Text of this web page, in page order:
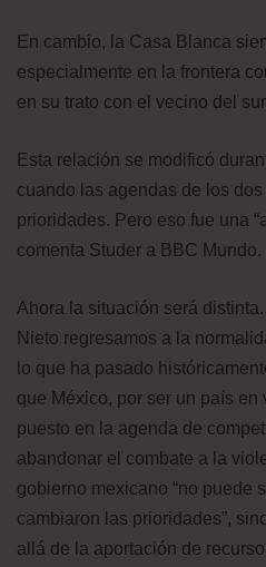
En cambio, la Casa Blanca
especialmente en la frontera
en su trato con el vecino del
Esta relación se modificó
cuando las agendas de los
prioridades. Pero eso fue una
comenta Studer a BBC Mundo.
Ahora la situación será
Nieto regresamos a la
lo que ha pasado
que México, por ser un país
puesto en la agenda de
abandonar el combate a la
gobierno mexicano “no puede
cambiaron las prioridades”,
allá de la aportación de